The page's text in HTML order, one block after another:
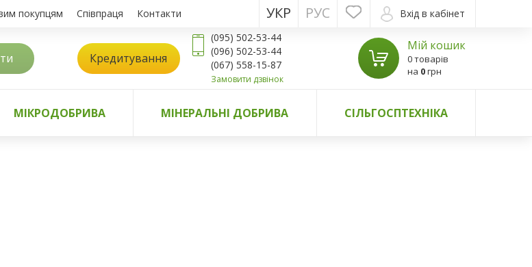
покупцям Співпраця Контакти Вхід в кабінет
РУС
УКР
Кредитування
(095) 502-53-44
(096) 502-53-44
(067) 558-15-87
Замовити дзвінок
Мій кошик
0 товарів
на 0грн
МІКРОДОБРИВА МІНЕРАЛЬНІ ДОБРИВА СІЛЬГОСПТЕХНІКА